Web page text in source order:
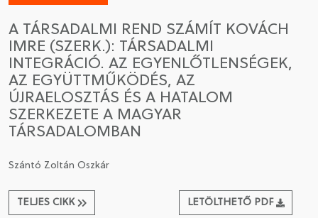
A TÁRSADALMI REND SZÁMÍT KOVÁCH
IMRE (SZERK.): TÁRSADALMI
INTEGRÁCIÓ. AZ EGYENLŐTLENSÉGEK,
AZ EGYÜTTMŰKÖDÉS, AZ
ÚJRAELOSZTÁS ÉS A HATALOM
SZERKEZETE A MAGYAR
TÁRSADALOMBAN
Szántó Zoltán Oszkár
TELJES CIKK LETÖLTHETŐ PDF